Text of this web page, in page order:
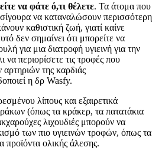
να φάτε ό,τι θέλετε. Τα άτομα που
να καταναλώσουν περισσότερη
καθιστική ζωή, γιατί καίνε
δεν σημαίνει ότι μπορείτε να
για μια διατροφή υγιεινή για την
να περιορίσετε τις τροφές που
της καρδιάς
η δρ Wasfy.
λίπους και εξαιρετικά
(όπως τα κράκερ, τα πατατάκια
λιχουδιές μπορούν να
των πιο υγιεινών τροφών, όπως τα
προϊόντα ολικής άλεσης.